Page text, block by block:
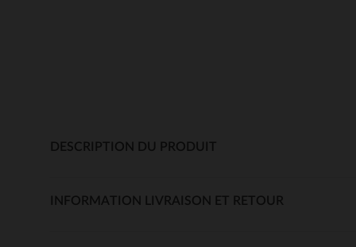
DESCRIPTION DU PRODUIT
INFORMATION LIVRAISON ET RETOUR